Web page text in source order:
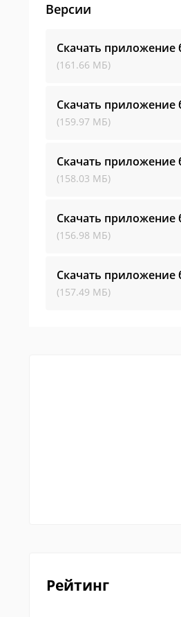
Версии
Скачать приложение
(161.66 МБ)
Скачать приложение
(159.97 МБ)
Скачать приложение
(158.03 МБ)
Скачать приложение
(156.98 МБ)
Скачать приложение
(157.49 МБ)
Рейтинг